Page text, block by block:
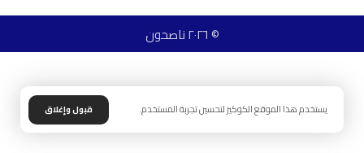
© ٢٠٢٦ ناصحون
يستخدم هذا الموقع الكوكيز لتحسين تجربة المستخدم. قبول وإغلاق